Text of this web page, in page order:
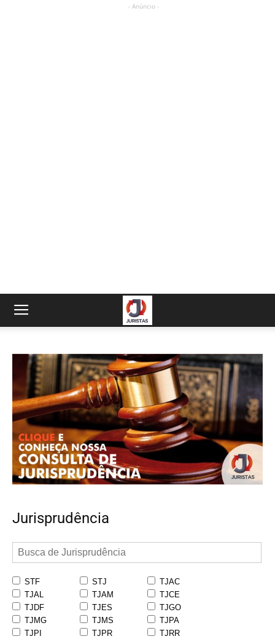
- Anúncio -
Jurisprudência
STF STJ
TJAC
TJAL
TJAM
TJCE
TJDF
TJES
TJGO
TJMG
TJMS
TJPA
TJPI
TJPR
TJRR